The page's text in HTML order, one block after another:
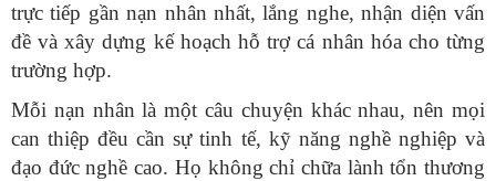
trực tiếp gần nạn nhân nhất, lắng nghe, nhận diện vấn
đề và xây dựng kế hoạch hỗ trợ cá nhân hóa cho từng
trường hợp.
Mỗi nạn nhân là một câu chuyện khác nhau, nên mọi
can thiệp đều cần sự tinh tế, kỹ năng nghề nghiệp và
đạo đức nghề cao. Họ không chỉ chữa lành tổn thương